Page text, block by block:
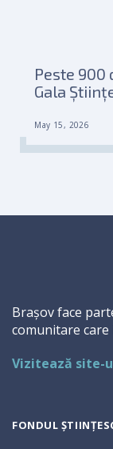
Peste
Gala
May 15, 2026
Brașov face
comunitare care
Vizitează site-
FONDUL